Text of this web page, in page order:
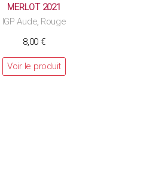
MERLOT 2021
IGP Aude Rouge
8,00 €
Voir le produit